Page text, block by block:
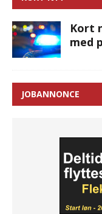
Kort
med
JOBANNONCE